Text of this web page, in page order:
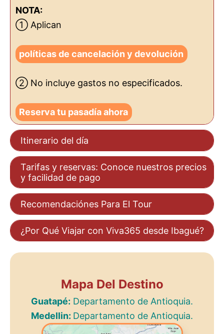
NOTA:
① Aplican
políticas de cancelación y devolución
② No incluye gastos no especificados.
Reserva tu pasadía ahora
Itinerario del día
Tarifas y reservas: Conoce nuestros precios
y facilidad de pago
Recomendaciónes Para El Tour
¿Por Qué Viajar con Viva365 desde Ibagué?
Mapa Del Destino
Guatapé: Departamento de Antioquia.
Medellin: Departamento de Antioquia.